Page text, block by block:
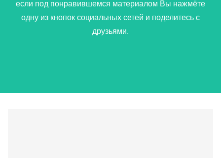
если под понравившемся материалом Вы нажмёте
одну из кнопок социальных сетей и поделитесь с
друзьями.